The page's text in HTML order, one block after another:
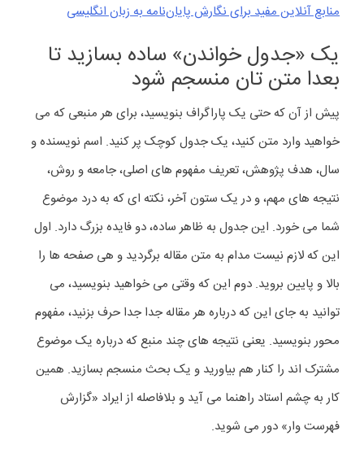
منابع آنلاین مفید برای نگارش پایان‌نامه به زبان انگلیسی
یک «جدول خواندن» ساده بسازید تا
بعدا متن تان منسجم شود
پیش از آن که حتی یک پاراگراف بنویسید، برای هر منبعی که می
خواهید وارد متن کنید، یک جدول کوچک پر کنید. اسم نویسنده و
سال، هدف پژوهش، تعریف مفهوم های اصلی، جامعه و روش،
نتیجه های مهم، و در یک ستون آخر، نکته ای که به درد موضوع
شما می خورد. این جدول به ظاهر ساده، دو فایده بزرگ دارد. اول
این که لازم نیست مدام به متن مقاله برگردید و هی صفحه ها را
بالا و پایین بروید. دوم این که وقتی می خواهید بنویسید، می
توانید به جای این که درباره هر مقاله جدا جدا حرف بزنید، مفهوم
محور بنویسید. یعنی نتیجه های چند منبع که درباره یک موضوع
مشترک اند را کنار هم بیاورید و یک بحث منسجم بسازید. همین
کار به چشم استاد راهنما می آید و بلافاصله از ایراد «گزارش
فهرست وار» دور می شوید.